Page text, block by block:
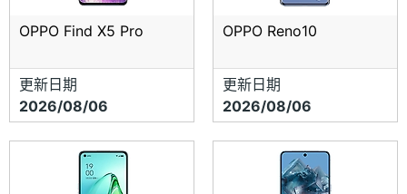
OPPO Find X5 Pro
更新日期
2026/08/06
OPPO Reno10
更新日期
2026/08/06